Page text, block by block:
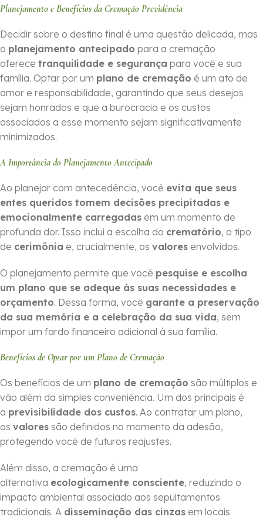
Planejamento e Benefícios da Cremação Previdência
Decidir sobre o destino final é uma questão delicada, mas
o planejamento antecipado para a cremação
oferece tranquilidade e segurança para você e sua
família. Optar por um plano de cremação é um ato de
amor e responsabilidade, garantindo que seus desejos
sejam honrados e que a burocracia e os custos
associados a esse momento sejam significativamente
minimizados.
A Importância do Planejamento Antecipado
Ao planejar com antecedência, você evita que seus
entes queridos tomem decisões precipitadas e
emocionalmente carregadas em um momento de
profunda dor. Isso inclui a escolha do crematório, o tipo
de cerimônia e, crucialmente, os valores envolvidos.
O planejamento permite que você pesquise e escolha
um plano que se adeque às suas necessidades e
orçamento. Dessa forma, você garante a preservação
da sua memória e a celebração da sua vida, sem
impor um fardo financeiro adicional à sua família.
Benefícios de Optar por um Plano de Cremação
Os benefícios de um plano de cremação são múltiplos e
vão além da simples conveniência. Um dos principais é
a previsibilidade dos custos. Ao contratar um plano,
os valores são definidos no momento da adesão,
protegendo você de futuros reajustes.
Além disso, a cremação é uma
alternativa ecologicamente consciente, reduzindo o
impacto ambiental associado aos sepultamentos
tradicionais. A disseminação das cinzas em locais